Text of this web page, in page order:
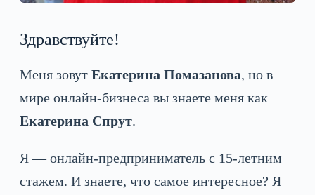
Здравствуйте!
Меня зовут Екатерина Помазанова, но в
мире онлайн-бизнеса вы знаете меня как
Екатерина Спрут.
Я — онлайн-предприниматель с 15-летним
стажем. И знаете, что самое интересное? Я